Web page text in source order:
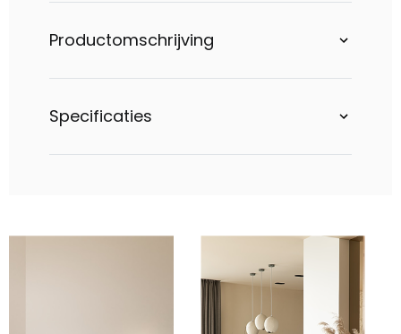
Productomschrijving
Specificaties